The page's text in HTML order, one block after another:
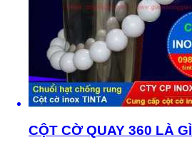
CỘT CỜ QUAY 360 LÀ GÌ